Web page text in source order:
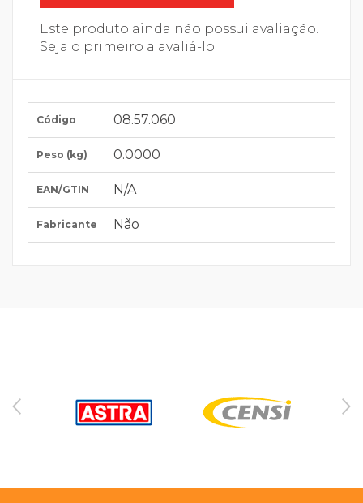
Este produto ainda não possui avaliação.
Seja o primeiro a avaliá-lo.
Código 08.57.060
Peso (kg) 0.0000
EAN/GTIN N/A
Fabricante Não